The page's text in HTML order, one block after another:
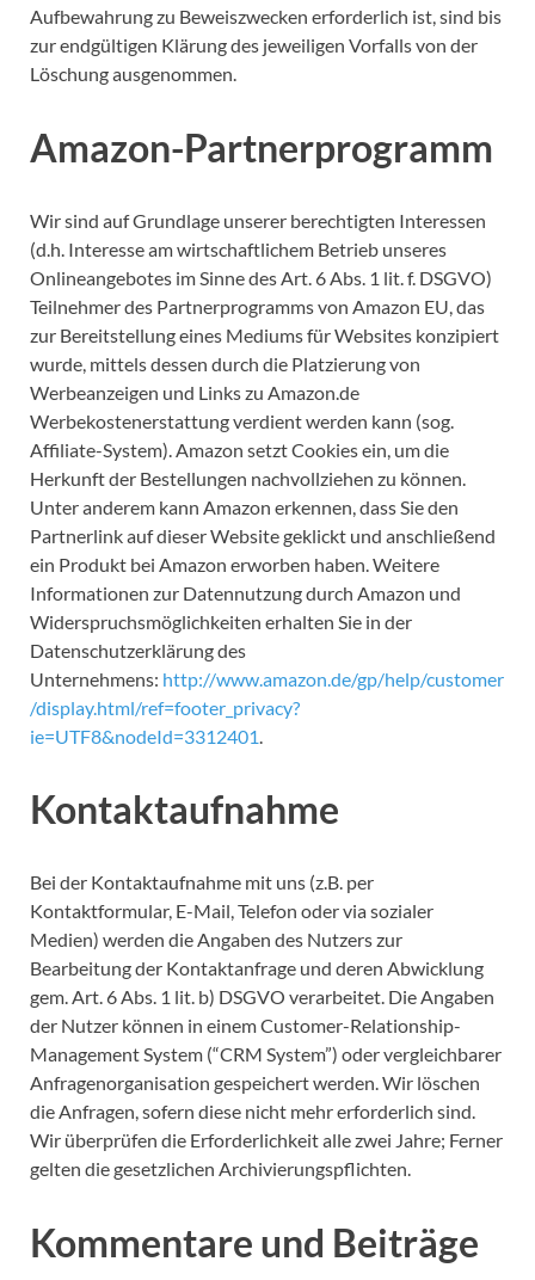
Aufbewahrung zu Beweiszwecken erforderlich ist, sind bis
zur endgültigen Klärung des jeweiligen Vorfalls von der
Löschung ausgenommen.
Amazon-Partnerprogramm
Wir sind auf Grundlage unserer berechtigten Interessen
(d.h. Interesse am wirtschaftlichem Betrieb unseres
Onlineangebotes im Sinne des Art. 6 Abs. 1 lit. f. DSGVO)
Teilnehmer des Partnerprogramms von Amazon EU, das
zur Bereitstellung eines Mediums für Websites konzipiert
wurde, mittels dessen durch die Platzierung von
Werbeanzeigen und Links zu Amazon.de
Werbekostenerstattung verdient werden kann (sog.
Affiliate-System). Amazon setzt Cookies ein, um die
Herkunft der Bestellungen nachvollziehen zu können.
Unter anderem kann Amazon erkennen, dass Sie den
Partnerlink auf dieser Website geklickt und anschließend
ein Produkt bei Amazon erworben haben. Weitere
Informationen zur Datennutzung durch Amazon und
Widerspruchsmöglichkeiten erhalten Sie in der
Datenschutzerklärung des
Unternehmens: http://www.amazon.de/gp/help/customer
/display.html/ref=footer_privacy?
ie=UTF8&nodeId=3312401
Kontaktaufnahme
Bei der Kontaktaufnahme mit uns (z.B. per
Kontaktformular, E-Mail, Telefon oder via sozialer
Medien) werden die Angaben des Nutzers zur
Bearbeitung der Kontaktanfrage und deren Abwicklung
gem. Art. 6 Abs. 1 lit. b) DSGVO verarbeitet. Die Angaben
der Nutzer können in einem Customer-Relationship-
Management System (“CRM System”) oder vergleichbarer
Anfragenorganisation gespeichert werden.Wir löschen
die Anfragen, sofern diese nicht mehr erforderlich sind.
Wir überprüfen die Erforderlichkeit alle zwei Jahre; Ferner
gelten die gesetzlichen Archivierungspflichten.
Kommentare und Beiträge